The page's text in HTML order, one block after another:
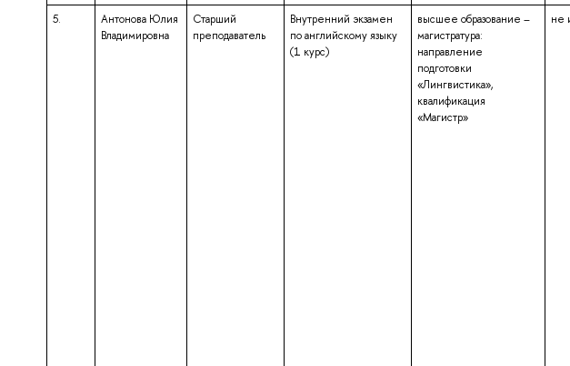
5.
Антонова Юлия
Владимировна
Старший
преподаватель
Внутренний экзамен
по английскому языку
(1 курс)
высшее образование –
магистратура:
направление
подготовки
«Лингвистика»,
квалификация
«Магистр»
не